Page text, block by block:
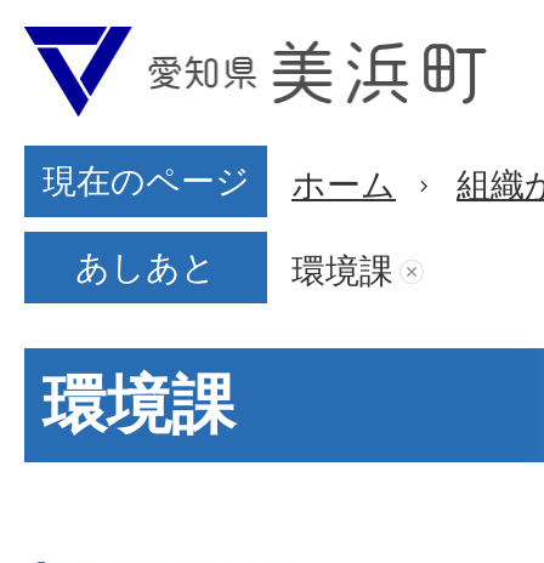
現在のページ ホーム 組織
あしあと 環境課
環境課